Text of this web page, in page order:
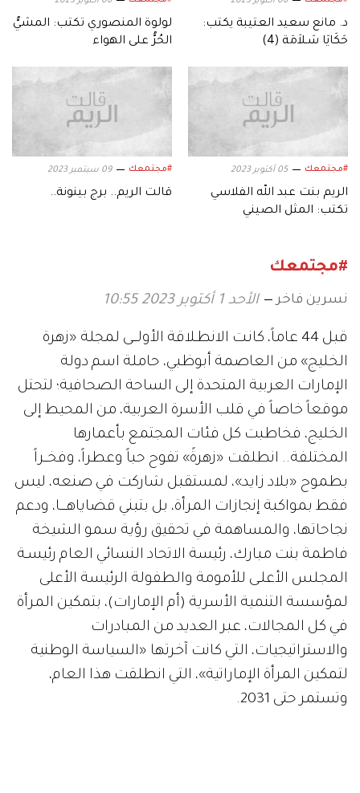
د. مانع سعيد العتيبة يكتب:
حَكَايَا سَـلاَمَة (4)
لولوة المنصوري تكتب: المشيُّ
الحُرُّ على الهواء
#مجتمعك 05 أكتوبر 2023
الريم بنت عبد الله الفلاسي
تكتب: المثل الصيني
#مجتمعك 09 سبتمبر 2023
قالت الريم.. برج بينونة..
#مجتمعك
نسرين فاخر الأحد 1 أكتوبر 2023 10:55
قبل 44 عاماً، كانـت الانطـلاقة الأولـــى لمجلة «زهرة
الخليج» من العاصمة أبوظبي، حاملة اسم دولة
الإمارات العربية المتحدة إلى الساحة الصحافية؛ لتحتل
موقعاً خاصاً في قلب الأسرة العربية، من المحيط إلى
الخليج، فخاطبت كل فئات المجتمع بأعمارها
المختلفة.. انطلقت «زهرةً» تفوح حباً وعطراً، وفخــراً
بطموح «بلاد زايد»، لمستقبل شاركت في صنعه، ليس
فقط بمواكبة إنجازات المرأة، بل بتبني قضاياهــــا، ودعم
نجاحاتها، والمساهمة في تحقيق رؤية سمو الشيخة
فاطمة بنت مبارك، رئيسة الاتحاد النسائي العام رئيسـة
المجلس الأعلـى للأمومة والطفولة الرئيسة الأعلى
لمؤسسة التنمية الأسرية (أم الإمارات)، بتمكين المرأة
في كل المجالات، عبر العديد من المبادرات
والاستراتيجيات، التي كانت آخرتها «السياسة الوطنية
لتمكين المرأة الإماراتية»، التي انطلقت هذا العام،
وتستمر حتى 2031.